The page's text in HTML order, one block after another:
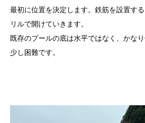
最初に位置を決定します。鉄筋を設置す
リルで開けていきます。
既存のプールの底は水平ではなく、かな
少し困難です。